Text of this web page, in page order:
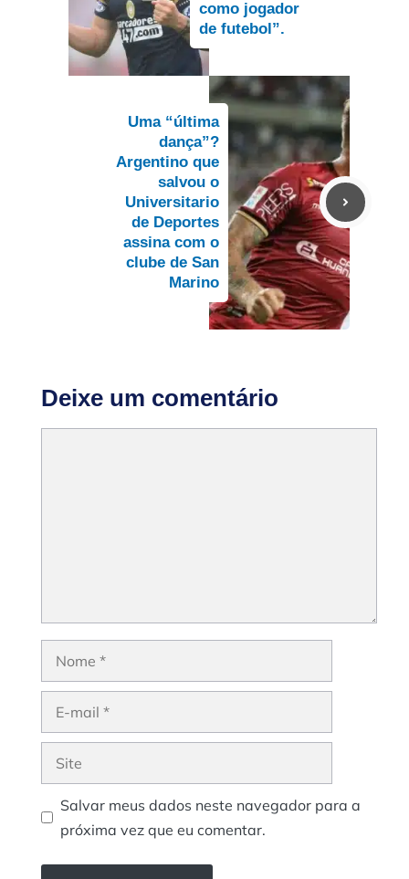
como jogador
de futebol”.
Uma “última
dança”?
Argentino que
salvou o
Universitario
de Deportes
assina com o
clube de San
Marino
Deixe um comentário
Salvar meus dados neste navegador para a
próxima vez que eu comentar.